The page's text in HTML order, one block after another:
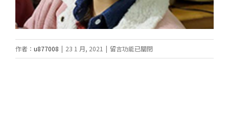
作者： u877008 | 23 1 月, 2021 | 在
〈黃
留言功能已關閉